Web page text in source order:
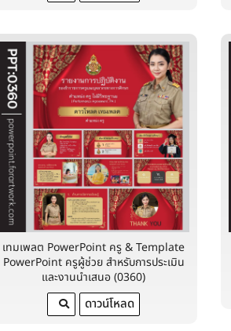
เทมเพลต PowerPoint ครู & Template
PowerPoint ครูผู้ช่วย สำหรับการประเมิน
และงานนำเสนอ (0360)
ดาวน์โหลด